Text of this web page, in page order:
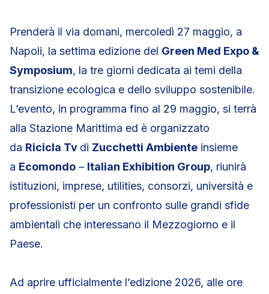
Prenderà il via domani, mercoledì 27 maggio, a
Napoli, la settima edizione del Green Med Expo &
Symposium, la tre giorni dedicata ai temi della
transizione ecologica e dello sviluppo sostenibile.
L’evento, in programma fino al 29 maggio, si terrà
alla Stazione Marittima ed è organizzato
da Ricicla Tv di Zucchetti Ambiente insieme
a Ecomondo – Italian Exhibition Group, riunirà
istituzioni, imprese, utilities, consorzi, università e
professionisti per un confronto sulle grandi sfide
ambientali che interessano il Mezzogiorno e il
Paese.
Ad aprire ufficialmente l’edizione 2026, alle ore